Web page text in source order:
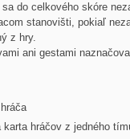
do celkového skóre
stanovišti, pokiaľ
z hry.
ani gestami
hráčov z jedného